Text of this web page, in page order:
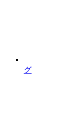
グ